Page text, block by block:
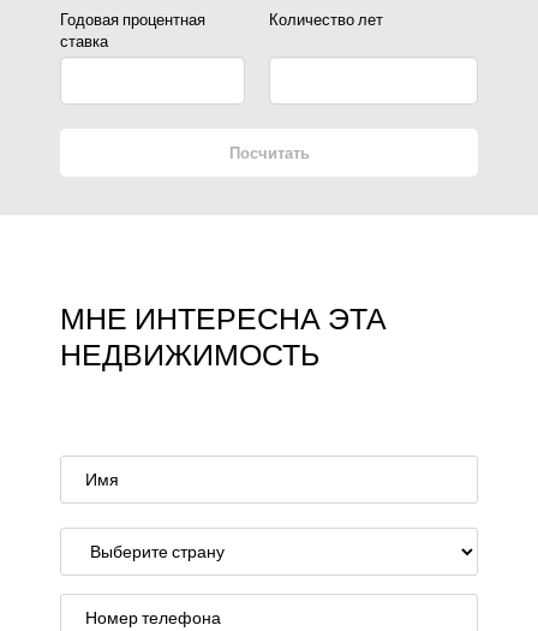
МНЕ ИНТЕРЕСНА ЭТА
НЕДВИЖИМОСТЬ
Годовая процентная
ставка
Количество лет
Посчитать